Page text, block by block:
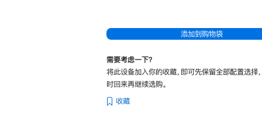
添加到购物袋
需要考虑一下？
将此设备加入你的收藏，即可先保留全部配置选择
时回来再继续选购。
收藏